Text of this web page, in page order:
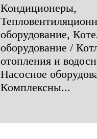
Кондиционеры,
оборудование,
оборудование /
отопления и
Насосное
Комплексны...